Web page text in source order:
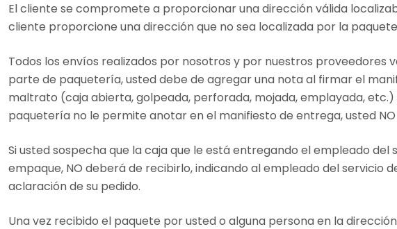
El cliente se compromete a proporcionar una dirección válida
cliente proporcione una dirección que no sea localizada por la
Todos los envíos realizados por nosotros y por nuestros
parte de paquetería, usted debe de agregar una nota al firmar el
maltrato (caja abierta, golpeada, perforada, mojada, emplayada,
paquetería no le permite anotar en el manifiesto de entrega, usted
Si usted sospecha que la caja que le está entregando el empleado
empaque, NO deberá de recibirlo, indicando al empleado del
aclaración de su pedido.
Una vez recibido el paquete por usted o alguna persona en la